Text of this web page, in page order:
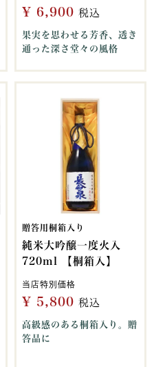
¥ 6,900 税込
果実を思わせる芳香、透き
通った深さ堂々の風格
贈答用桐箱入り
純米大吟醸一度火入
720ml 【桐箱入】
当店特別価格
¥ 5,800 税込
高級感のある桐箱入り。贈
答品に